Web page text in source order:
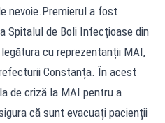
nevoie.Premierul a fost
Spitalul de Boli Infecțioase din
cu reprezentanții MAI,
Constanța. În acest
de criză la MAI pentru a
că sunt evacuați pacienții